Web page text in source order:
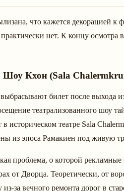
что кажется декорацией к
нет. К концу осмотра
Шоу Кхон (Sala
билет после выхода
театрализованного шоу
в историческом театре Sala
из эпоса Рамакиен под живую
проблема, о которой рекламные
от Дворца. Теоретически, от
за вечного ремонта дорог в